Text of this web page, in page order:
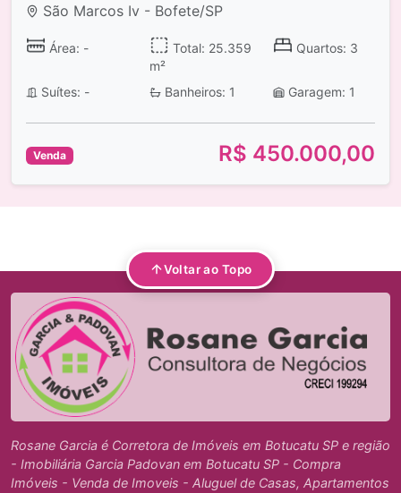
São Marcos Iv - Bofete/SP
Área: -
Total: 25.359
m²
Quartos: 3
Suítes: - Banheiros: 1 Garagem: 1
Venda R$ 450.000,00
Voltar ao Topo
Rosane Garcia é Corretora de Imóveis em Botucatu SP e região
- Imobiliária Garcia Padovan em Botucatu SP - Compra
Imóveis - Venda de Imoveis - Aluguel de Casas, Apartamentos